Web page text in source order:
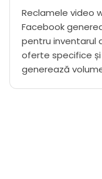
Reclamele video
Facebook
pentru inventarul
oferte specifice
generează